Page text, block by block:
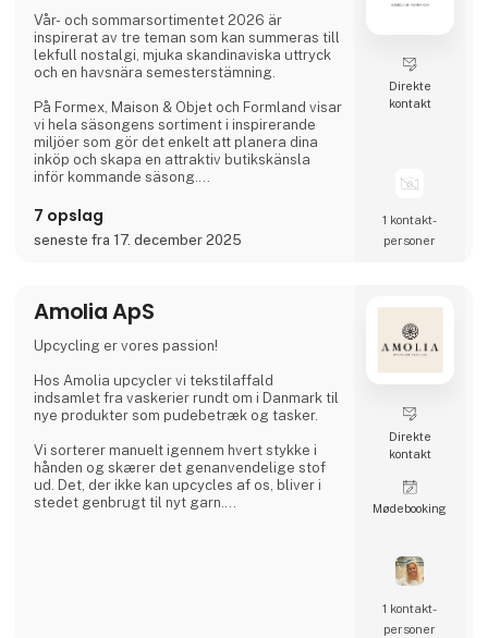
Vår- och sommarsortimentet 2026 är
inspirerat av tre teman som kan summeras till
lekfull nostalgi, mjuka skandinaviska uttryck
och en havsnära semesterstämning.
På Formex, Maison & Objet och Formland visar
vi hela säsongens sortiment i inspirerande
miljöer som gör det enkelt att planera dina
inköp och skapa en attraktiv butikskänsla
inför kommande säsong.
Vi ser fram emot att träffa er och se hur vi
tillsammans kan skapa en fantastisk säsong.
7 opslag
seneste fra 17. december 2025
Direkte
kontakt
1 kontakt­
personer
Amolia ApS
Upcycling er vores passion!
Hos Amolia upcycler vi tekstilaffald
indsamlet fra vaskerier rundt om i Danmark til
nye produkter som pudebetræk og tasker.
Vi sorterer manuelt igennem hvert stykke i
hånden og skærer det genanvendelige stof
ud. Det, der ikke kan upcycles af os, bliver i
stedet genbrugt til nyt garn.
Direkte
kontakt
Møde­booking
1 kontakt­
personer